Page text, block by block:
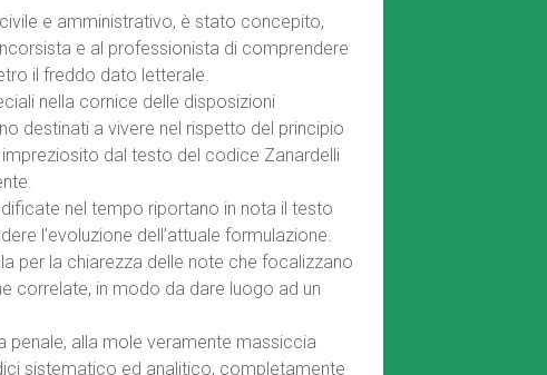
e amministrativo, è stato concepito,
e al professionista di comprendere
il freddo dato letterale.
nella cornice delle disposizioni
destinati a vivere nel rispetto del principio
dal testo del codice Zanardelli
nel tempo riportano in nota il testo
l’evoluzione dell’attuale formulazione.
per la chiarezza delle note che focalizzano
correlate, in modo da dare luogo ad un
penale, alla mole veramente massiccia
sistematico ed analitico, completamente